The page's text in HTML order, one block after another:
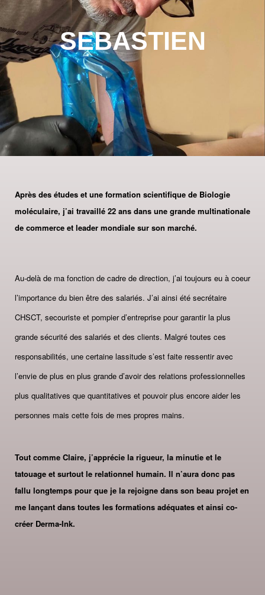
SEBASTIEN
Après des études et une formation scientifique de Biologie
moléculaire, j’ai travaillé 22 ans dans une grande multinationale
de commerce et leader mondiale sur son marché.
Au-delà de ma fonction de cadre de direction, j’ai toujours eu à coeur
l’importance du bien être des salariés. J’ai ainsi été secrétaire
CHSCT, secouriste et pompier d’entreprise pour garantir la plus
grande sécurité des salariés et des clients. Malgré toutes ces
responsabilités, une certaine lassitude s’est faite ressentir avec
l’envie de plus en plus grande d’avoir des relations professionnelles
plus qualitatives que quantitatives et pouvoir plus encore aider les
personnes mais cette fois de mes propres mains.
Tout comme Claire, j’apprécie la rigueur, la minutie et le
tatouage et surtout le relationnel humain. Il n’aura donc pas
fallu longtemps pour que je la rejoigne dans son beau projet en
me lançant dans toutes les formations adéquates et ainsi co-
créer Derma-Ink.